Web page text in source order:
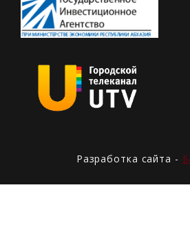
Разработка сайта -